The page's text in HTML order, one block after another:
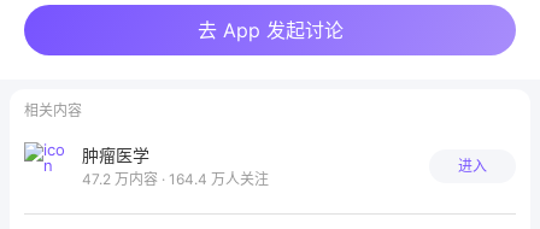
明胶海绵栓塞结束
去 App 发起讨论
相关内容
肿瘤医学
47.2 万内容 · 164.4 万人关注
进入